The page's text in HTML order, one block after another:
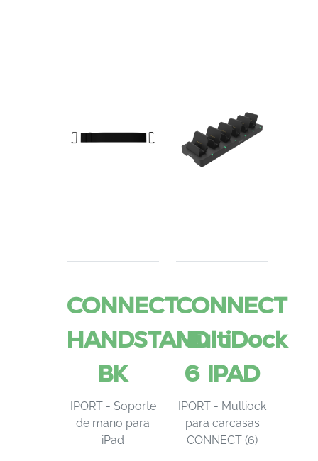
CONNECT
HANDSTAND
BK
IPORT - Soporte
de mano para
iPad
CONNECT
MultiDock
6 IPAD
IPORT - Multiock
para carcasas
CONNECT (6)